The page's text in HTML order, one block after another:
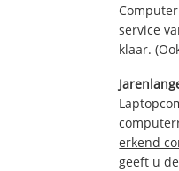
service
klaar.
erkend
geeft u